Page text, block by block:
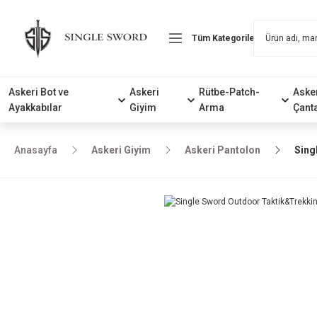
Askeri Bot ve
Ayakkabılar
Askeri
Giyim
Rütbe-Patch-
Arma
Anasayfa Askeri Giyim Askeri Pantolon